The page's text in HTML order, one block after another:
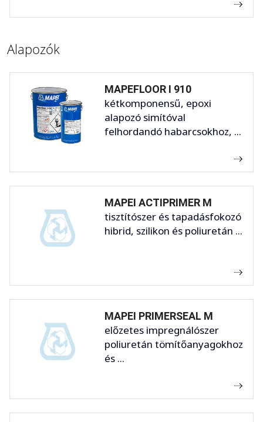
Alapozók
MAPEFLOOR I 910
kétkomponensű, epoxi
alapozó simítóval
felhordandó habarcsokhoz, ...
MAPEI ACTIPRIMER M
tisztítószer és tapadásfokozó
hibrid, szilikon és poliuretán ...
MAPEI PRIMERSEAL M
előzetes impregnálószer
poliuretán tömítőanyagokhoz
és ...